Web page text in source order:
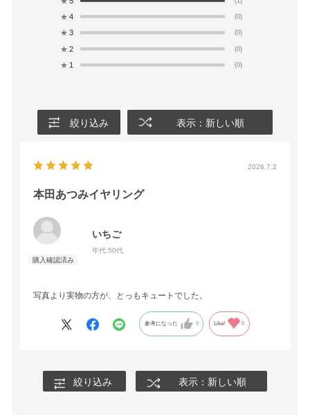
★ 4 (0)
★ 3 (0)
★ 2 (0)
★ 1 (0)
絞り込み 表示：新しい順
2026.7.2
本田あつみイヤリング
いちご
年代:50代
写真より実物の方が、とっもキュートでした。
参考になった 0 Like! 0
絞り込み 表示：新しい順